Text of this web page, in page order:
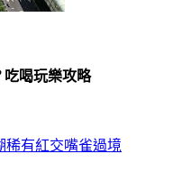
吃喝玩樂攻略
稀有紅交嘴雀過境